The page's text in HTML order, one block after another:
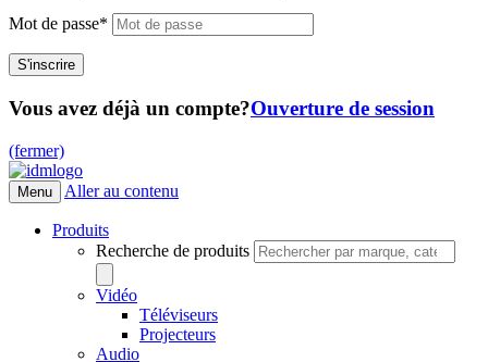
Mot de passe*
Vous avez déjà un compte?Ouverture de session
(fermer)
Menu Aller au contenu
Produits
Recherche de produits
Vidéo
Téléviseurs
Projecteurs
Audio